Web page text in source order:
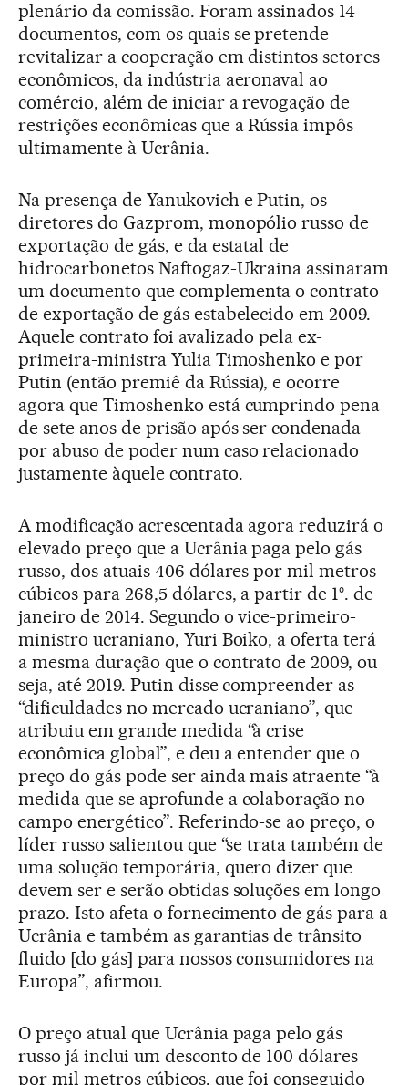
plenário da comissão. Foram assinados 14
documentos, com os quais se pretende
revitalizar a cooperação em distintos setores
econômicos, da indústria aeronaval ao
comércio, além de iniciar a revogação de
restrições econômicas que a Rússia impôs
ultimamente à Ucrânia.
Na presença de Yanukovich e Putin, os
diretores do Gazprom, monopólio russo de
exportação de gás, e da estatal de
hidrocarbonetos Naftogaz-Ukraina assinaram
um documento que complementa o contrato
de exportação de gás estabelecido em 2009.
Aquele contrato foi avalizado pela ex-
primeira-ministra Yulia Timoshenko e por
Putin (então premiê da Rússia), e ocorre
agora que Timoshenko está cumprindo pena
de sete anos de prisão após ser condenada
por abuso de poder num caso relacionado
justamente àquele contrato.
A modificação acrescentada agora reduzirá o
elevado preço que a Ucrânia paga pelo gás
russo, dos atuais 406 dólares por mil metros
cúbicos para 268,5 dólares, a partir de 1º. de
janeiro de 2014. Segundo o vice-primeiro-
ministro ucraniano, Yuri Boiko, a oferta terá
a mesma duração que o contrato de 2009, ou
seja, até 2019. Putin disse compreender as
“dificuldades no mercado ucraniano”, que
atribuiu em grande medida “à crise
econômica global”, e deu a entender que o
preço do gás pode ser ainda mais atraente “à
medida que se aprofunde a colaboração no
campo energético”. Referindo-se ao preço, o
líder russo salientou que “se trata também de
uma solução temporária, quero dizer que
devem ser e serão obtidas soluções em longo
prazo. Isto afeta o fornecimento de gás para a
Ucrânia e também as garantias de trânsito
fluido [do gás] para nossos consumidores na
Europa”, afirmou.
O preço atual que Ucrânia paga pelo gás
russo já inclui um desconto de 100 dólares
por mil metros cúbicos, que foi conseguido